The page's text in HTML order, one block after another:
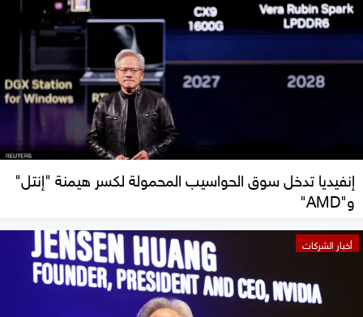
إنفيديا تدخل سوق الحواسيب المحمولة لكسر هيمنة "إنتل"
و"AMD"
أخبار الشركات